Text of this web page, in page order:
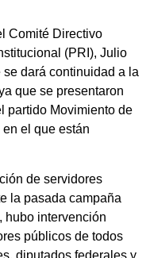
Comité Directivo
(PRI), Julio
dará continuidad a la
que se presentaron
partido Movimiento de
el que están
de servidores
la pasada campaña
hubo intervención
públicos de todos
diputados federales y